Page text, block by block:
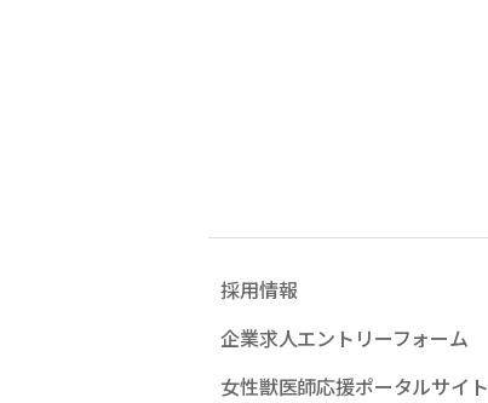
採用情報
企業求人エントリーフォーム
女性獣医師応援ポータルサイト